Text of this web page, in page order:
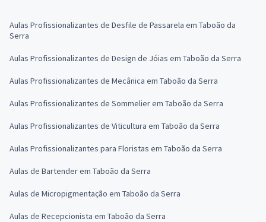
Aulas Profissionalizantes de Desfile de Passarela em Taboão da
Serra
Aulas Profissionalizantes de Design de Jóias em Taboão da Serra
Aulas Profissionalizantes de Mecânica em Taboão da Serra
Aulas Profissionalizantes de Sommelier em Taboão da Serra
Aulas Profissionalizantes de Viticultura em Taboão da Serra
Aulas Profissionalizantes para Floristas em Taboão da Serra
Aulas de Bartender em Taboão da Serra
Aulas de Micropigmentação em Taboão da Serra
Aulas de Recepcionista em Taboão da Serra